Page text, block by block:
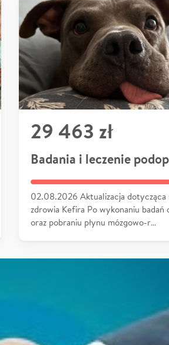
29 463 zł
02.08.2026 Aktualizacja dotycząca
zdrowia Kefira Po wykonaniu badań
oraz pobraniu płynu mózgowo-r…